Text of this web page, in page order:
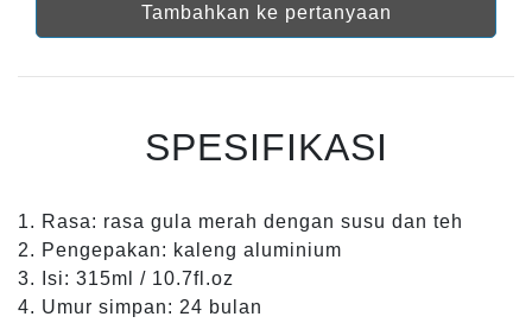
Tambahkan ke pertanyaan
SPESIFIKASI
1. Rasa: rasa gula merah dengan susu dan teh
2. Pengepakan: kaleng aluminium
3. Isi: 315ml / 10.7fl.oz
4. Umur simpan: 24 bulan